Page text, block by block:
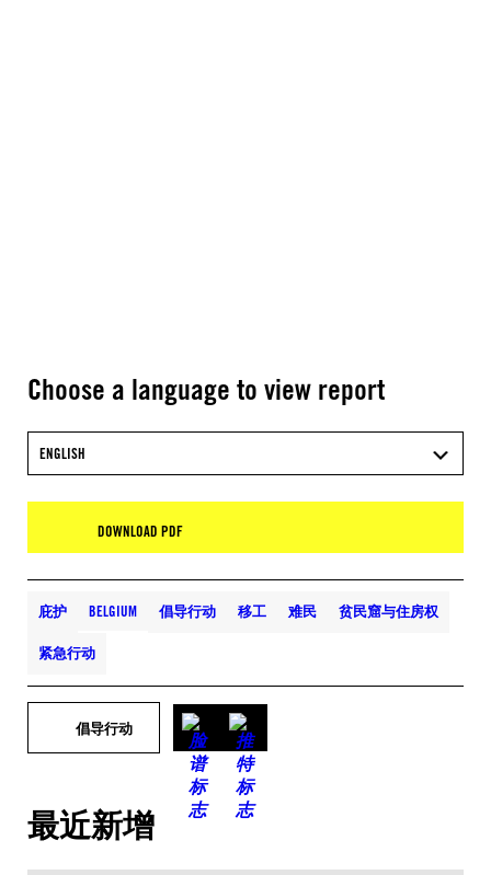
Choose a language to view report
ENGLISH
DOWNLOAD PDF
庇护 BELGIUM 倡导行动 移工 难民 贫民窟与住房权
紧急行动
倡导行动
最近新增